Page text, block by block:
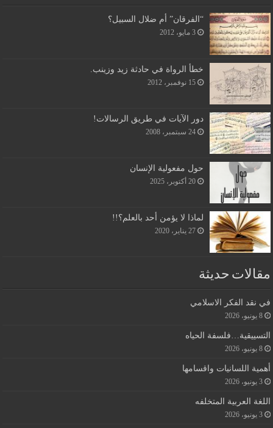
“الفرقان” أم ضلال السبيل؟
3 مايو، 2012
خطأ الرواة في حادثة زيد وزينب.
15 نوفمبر، 2012
دور الآيات في طريق الرسالات!
24 سبتمبر، 2008
حول مفعولية الإنسان
20 أكتوبر، 2025
لماذا لا يؤمن أحد بالعلم؟!!
27 يناير، 2020
مقالات حديثة
في نقد الفكر الاسلامي
8 يونيو، 2026
التسييقية…فلسفة الحياه
8 يونيو، 2026
أهمية اللسانيات واقسامها
3 يونيو، 2026
اللغة العربية المتخلفه
3 يونيو، 2026